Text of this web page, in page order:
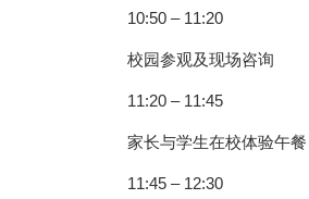
10:50 – 11:20
校园参观及现场咨询
11:20 – 11:45
家长与学生在校体验午餐
11:45 – 12:30